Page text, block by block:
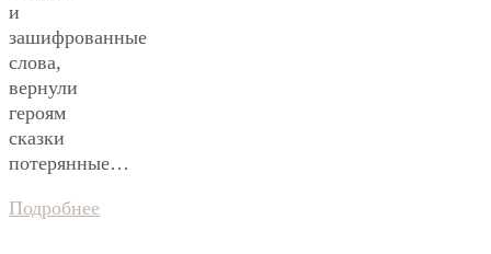
и
зашифрованные
слова,
вернули
героям
сказки
потерянные…
Подробнее